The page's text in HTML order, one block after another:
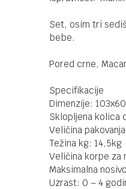
Set, osim tri
bebe.
Pored crne,
Specifikacije
Dimenzije:
Sklopljena kolica
Veličina
Težina kg: 14,5kg
Veličina korpe za
Maksimalna
Uzrast: 0 – 4